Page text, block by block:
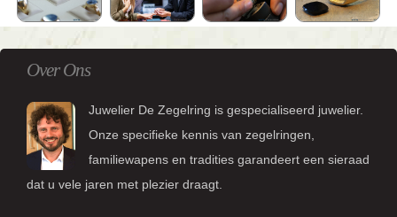
Over Ons
Juwelier De Zegelring is gespecialiseerd juwelier.
Onze specifieke kennis van zegelringen,
familiewapens en tradities garandeert een sieraad
dat u vele jaren met plezier draagt.